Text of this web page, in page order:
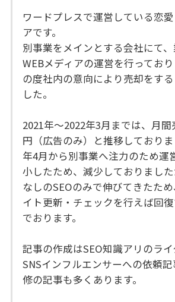
ワードプレスで運営している恋
アです。
別事業をメインとする会社にて
WEBメディアの運営を行ってお
の度社内の意向により売却をす
した。
2021年〜2022年3月までは、月間
円（広告のみ）と推移しており
年4月から別事業へ注力のため運
小したため、減少しておりまし
なしのSEOのみで伸びてきたた
イト更新・チェックを行えば回
でおります。
記事の作成はSEO知識アリのラ
SNSインフルエンサーへの依頼
修の記事も多くあります。